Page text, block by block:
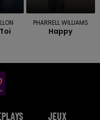
PHARRELL WILLIAMS
Happy
JEUX